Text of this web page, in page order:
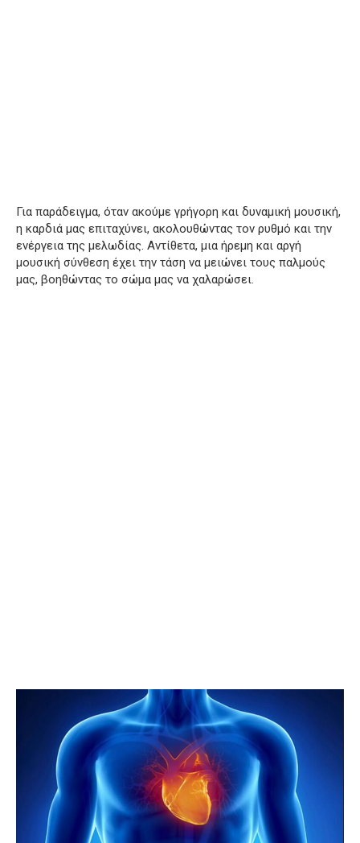
Για παράδειγμα, όταν ακούμε γρήγορη και δυναμική μουσική,
η καρδιά μας επιταχύνει, ακολουθώντας τον ρυθμό και την
ενέργεια της μελωδίας. Αντίθετα, μια ήρεμη και αργή
μουσική σύνθεση έχει την τάση να μειώνει τους παλμούς
μας, βοηθώντας το σώμα μας να χαλαρώσει.